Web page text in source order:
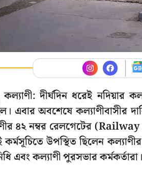
দীর্ঘদিন ধরেই
এবার অবশেষে কল্যাণীবাসীর
৪২ নম্বর রেলগেটের
উপস্থিত ছিলেন
এবং কল্যাণী পুরসভার কর্মকর্তারা।